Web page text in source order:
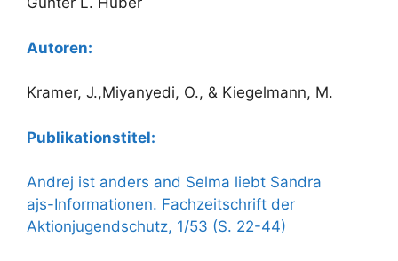
Autoren:
Kramer, J.,Miyanyedi, O., & Kiegelmann, M.
Publikationstitel:
Andrej ist anders and Selma liebt Sandra
ajs-Informationen. Fachzeitschrift der
Aktionjugendschutz, 1/53 (S. 22-44)